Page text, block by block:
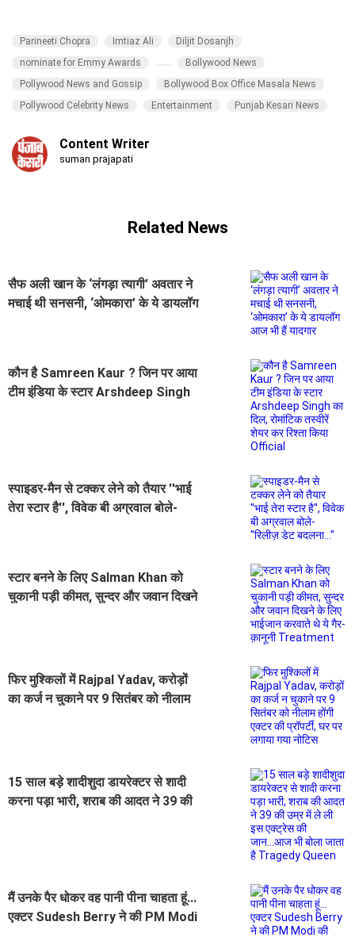
Parineeti Chopra Imtiaz Ali
Diljit Dosanjh
nominate for Emmy Awards
Bollywood News
Pollywood News and Gossip
Bollywood Box Office Masala News
Pollywood Celebrity News
Entertainment Punjab Kesari News
Content Writer
suman prajapati
Related News
सैफ अली खान के ‘लंगड़ा त्यागी’ अवतार ने
मचाई थी सनसनी, ‘ओमकारा’ के ये डायलॉग
कौन है Samreen Kaur ? जिन पर आया
टीम इंडिया के स्टार Arshdeep Singh
स्पाइडर-मैन से टक्कर लेने को तैयार ''भाई
तेरा स्टार है'', विवेक बी अग्रवाल बोले-
स्टार बनने के लिए Salman Khan को
चुकानी पड़ी कीमत, सुन्दर और जवान दिखने
फिर मुश्किलों में Rajpal Yadav, करोड़ों
का कर्ज न चुकाने पर 9 सितंबर को नीलाम
15 साल बड़े शादीशुदा डायरेक्टर से शादी
करना पड़ा भारी, शराब की आदत ने 39 की
मैं उनके पैर धोकर वह पानी पीना चाहता हूं...
एक्टर Sudesh Berry ने की PM Modi